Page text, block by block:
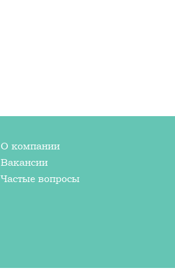
О компании
Вакансии
Частые вопросы